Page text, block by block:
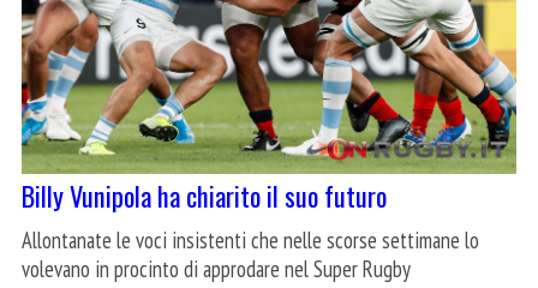
Billy Vunipola ha chiarito il suo futuro
Allontanate le voci insistenti che nelle scorse settimane lo
volevano in procinto di approdare nel Super Rugby